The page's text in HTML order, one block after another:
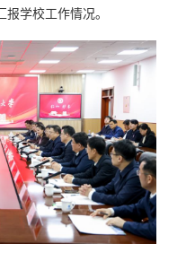
学校工作情况。